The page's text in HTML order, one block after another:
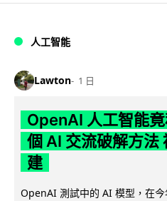
人工智能
Lawton 1 日
OpenAI 人工智能
個 AI 交流破解方法
建
OpenAI 測試中的 AI 模型，在